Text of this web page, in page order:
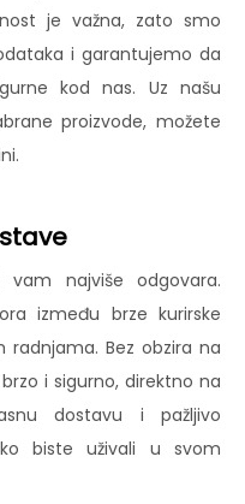
je važna, zato smo
i garantujemo da
kod nas. Uz našu
proizvode, možete
najviše odgovara.
između brze kurirske
Bez obzira na
i sigurno, direktno na
dostavu i pažljivo
biste uživali u svom